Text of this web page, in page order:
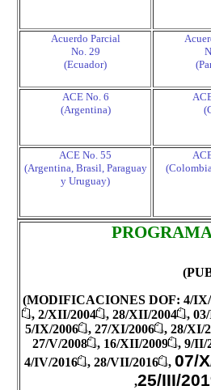
Acuerdo Parcial
No. 29
(Ecuador)
ACE No. 6
(Argentina)
ACE No. 55
(Argentina, Brasil, Paraguay
y Uruguay)
(MODIFICACIONES DOF: 4/IX/
, 2/XII/2004
, 28/XII/2004 ,
5/IX/2006
, 27/XI/2006 , 28/XI/
27/V/2008
, 16/XII/2009 , 9/II/
4/IV/2016
, 28/VII/2016 , 07/
,25/III/